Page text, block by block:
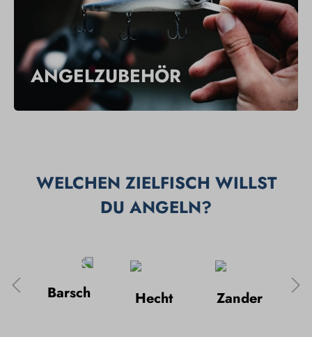
ANGELZUBEHÖR
WELCHEN ZIELFISCH WILLST
DU ANGELN?
Barsch Hecht Zander